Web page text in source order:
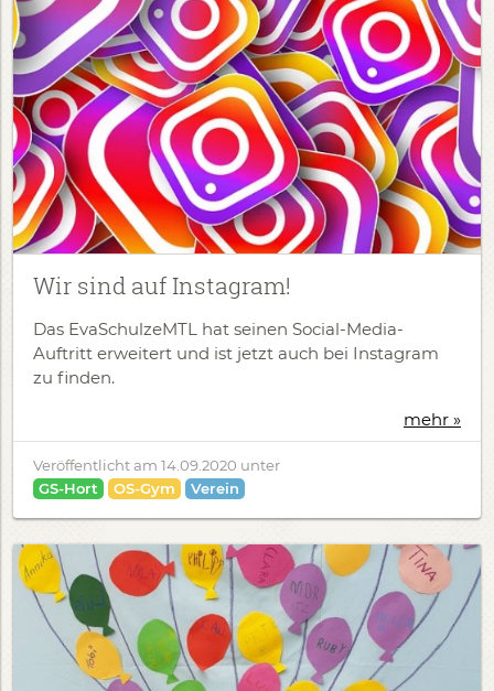
Wir sind auf Instagram!
Das EvaSchulzeMTL hat seinen Social-Media-
Auftritt erweitert und ist jetzt auch bei Instagram
zu finden.
mehr »
Veröffentlicht am 14.09.2020 unter
GS-Hort
OS-Gym Verein